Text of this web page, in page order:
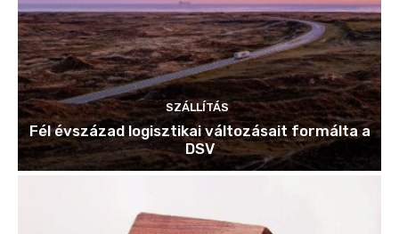
SZÁLLÍTÁS
Fél évszázad logisztikai változásait formálta a
DSV